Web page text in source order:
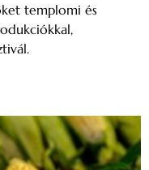
templomi és